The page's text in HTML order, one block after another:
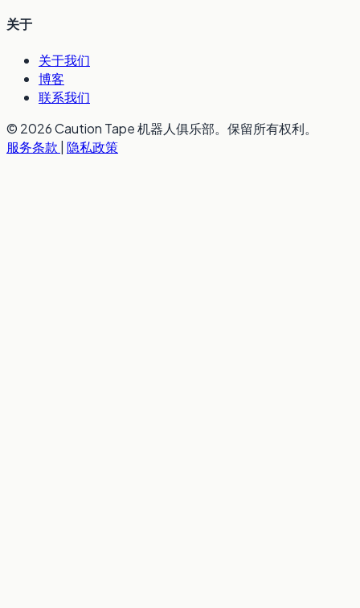
关于
关于我们
博客
联系我们
© 2026 Caution Tape 机器人俱乐部。保留所有权利。
服务条款 | 隐私政策